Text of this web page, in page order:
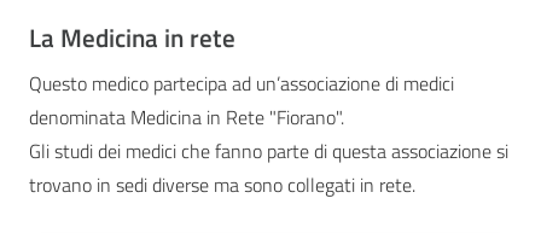
La Medicina in rete
Questo medico partecipa ad un’associazione di medici
denominata Medicina in Rete "Fiorano".
Gli studi dei medici che fanno parte di questa associazione si
trovano in sedi diverse ma sono collegati in rete.